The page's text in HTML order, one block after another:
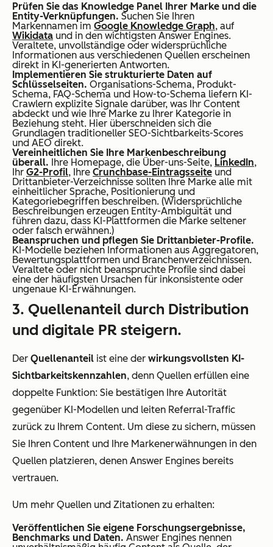
Prüfen Sie das Knowledge Panel Ihrer Marke und die
Entity-Verknüpfungen. Suchen Sie Ihren
Markennamen im Google Knowledge Graph, auf
Wikidata und in den wichtigsten Answer Engines.
Veraltete, unvollständige oder widersprüchliche
Informationen aus verschiedenen Quellen erscheinen
direkt in KI-generierten Antworten.
Implementieren Sie strukturierte Daten auf
Schlüsselseiten. Organisations-Schema, Produkt-
Schema, FAQ-Schema und How-to-Schema liefern KI-
Crawlern explizite Signale darüber, was Ihr Content
abdeckt und wie Ihre Marke zu Ihrer Kategorie in
Beziehung steht. Hier überschneiden sich die
Grundlagen traditioneller SEO-Sichtbarkeits-Scores
und AEO direkt.
Vereinheitlichen Sie Ihre Markenbeschreibung
überall. Ihre Homepage, die Über-uns-Seite, LinkedIn,
Ihr G2-Profil, Ihre Crunchbase-Eintragsseite und
Drittanbieter-Verzeichnisse sollten Ihre Marke alle mit
einheitlicher Sprache, Positionierung und
Kategoriebegriffen beschreiben. (Widersprüchliche
Beschreibungen erzeugen Entity-Ambiguität und
führen dazu, dass KI-Plattformen die Marke seltener
oder falsch erwähnen.)
Beanspruchen und pflegen Sie Drittanbieter-Profile.
KI-Modelle beziehen Informationen aus Aggregatoren,
Bewertungsplattformen und Branchenverzeichnissen.
Veraltete oder nicht beanspruchte Profile sind dabei
eine der häufigsten Ursachen für inkonsistente oder
ungenaue KI-Erwähnungen.
3. Quellenanteil durch Distribution
und digitale PR steigern.
Der Quellenanteil ist eine der wirkungsvollsten KI-
Sichtbarkeitskennzahlen, denn Quellen erfüllen eine
doppelte Funktion: Sie bestätigen Ihre Autorität
gegenüber KI-Modellen und leiten Referral-Traffic
zurück zu Ihrem Content. Um diese zu sichern, müssen
Sie Ihren Content und Ihre Markenerwähnungen in den
Quellen platzieren, denen Answer Engines bereits
vertrauen.
Um mehr Quellen und Zitationen zu erhalten:
Veröffentlichen Sie eigene Forschungsergebnisse,
Benchmarks und Daten. Answer Engines nennen